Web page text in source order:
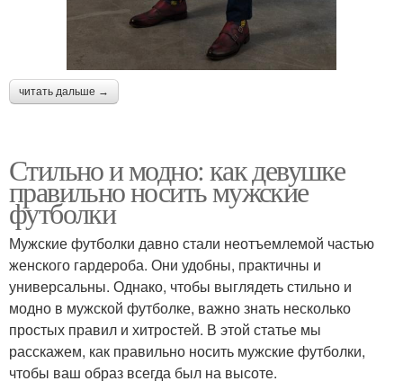
читать дальше →
Стильно и модно: как девушке
правильно носить мужские
футболки
Мужские футболки давно стали неотъемлемой частью
женского гардероба. Они удобны, практичны и
универсальны. Однако, чтобы выглядеть стильно и
модно в мужской футболке, важно знать несколько
простых правил и хитростей. В этой статье мы
расскажем, как правильно носить мужские футболки,
чтобы ваш образ всегда был на высоте.